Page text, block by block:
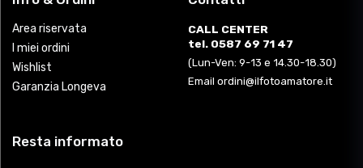
Area riservata
I miei ordini
Wishlist
Garanzia Longeva
CALL CENTER
tel. 0587 69 71 47
(Lun-Ven: 9-13 e 14.30-18.30)
Email ordini@ilfotoamatore.it
Resta informato